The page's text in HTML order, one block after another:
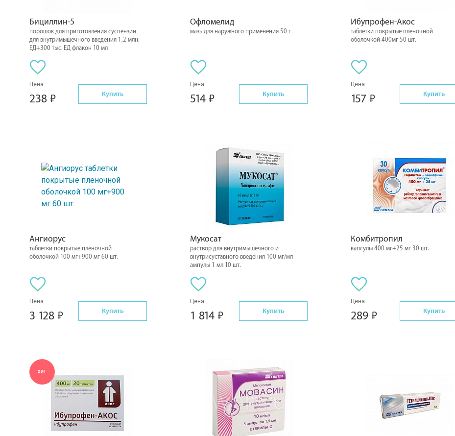
Бициллин-5
порошок для приготовления суспензии
для внутримышечного введения 1,2 млн.
ЕД+300 тыс. ЕД флакон 10 мл
Цена:
238 Купить
Офломелид
мазь для наружного применения 50 г
Цена:
514 Купить
Ибупрофен-Акос
таблетки покрытые пленочной
оболочкой 400мг 50 шт.
Цена:
157 Купить
Ангиорус
таблетки покрытые пленочной
оболочкой 100 мг+900 мг 60 шт.
Цена:
3 128 Купить
Мукосат
раствор для внутримышечного и
внутрисуставного введения 100 мг/мл
ампулы 1 мл 10 шт.
Цена:
1 814 Купить
Комбитропил
капсулы 400 мг+25 мг 30 шт.
Цена:
289 Купить
ХИТ